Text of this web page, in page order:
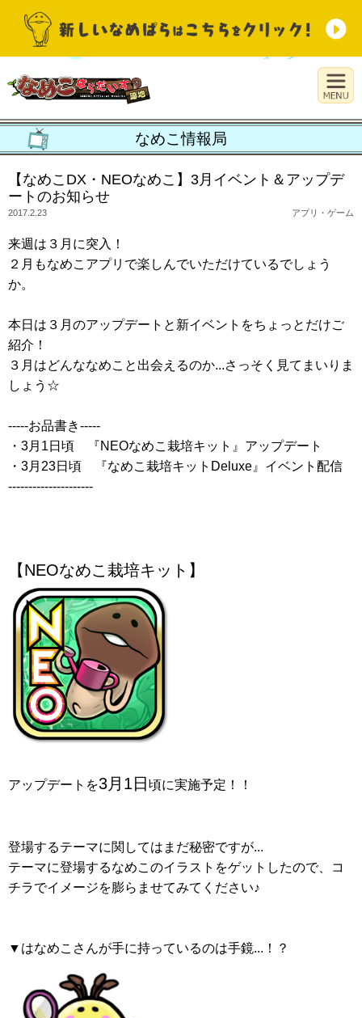
なめこ情報局
【なめこDX・NEOなめこ】3月イベント＆アップデ
ートのお知らせ
2017.2.23 アプリ・ゲーム
来週は３月に突入！
２月もなめこアプリで楽しんでいただけているでしょう
か。
本日は３月のアップデートと新イベントをちょっとだけご
紹介！
３月はどんななめこと出会えるのか...さっそく見てまいりま
しょう☆
-----お品書き-----
・3月1日頃 『NEOなめこ栽培キット』アップデート
・3月23日頃 『なめこ栽培キットDeluxe』イベント配信
---------------------
【NEOなめこ栽培キット】
アップデートを3月1日 頃に実施予定！！
登場するテーマに関してはまだ秘密ですが...
テーマに登場するなめこのイラストをゲットしたので、コ
チラでイメージを膨らませてみてください♪
▼はなめこさんが手に持っているのは手鏡...！？